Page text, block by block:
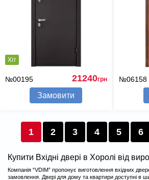
Хіт
№00195 21240грн
Замовити
№06158
1 2 3 4 5 6
Купити Вхідні двері в Хоролі від
Компанія “VDIM” пропонує виготовлення вхідних
замовлення. Двері для дому та квартири доступні в